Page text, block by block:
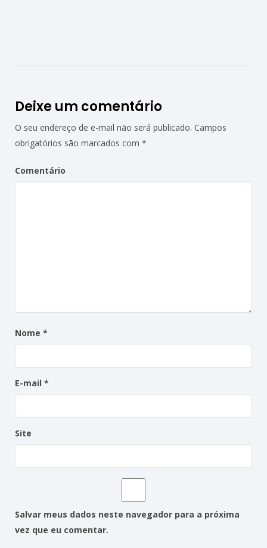
Deixe um comentário
O seu endereço de e-mail não será publicado. Campos
obrigatórios são marcados com *
Comentário
Nome *
E-mail *
Site
Salvar meus dados neste navegador para a próxima
vez que eu comentar.